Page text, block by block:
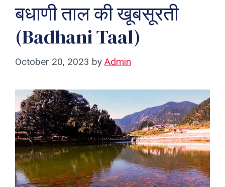
बधाणी ताल की खूबसूरती
(Badhani Taal)
October 20, 2023 by Admin